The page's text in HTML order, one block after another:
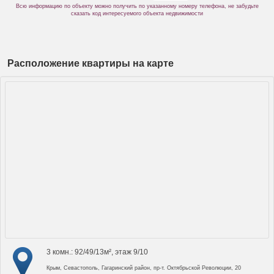
Всю информацию по объекту можно получить по указанному номеру телефона, не забудьте
сказать код интересуемого объекта недвижимости
Расположение квартиры на карте
3 комн.: 92/49/13м², этаж 9/10
Крым, Севастополь, Гагаринский район, пр-т. Октябрьской Революции, 20